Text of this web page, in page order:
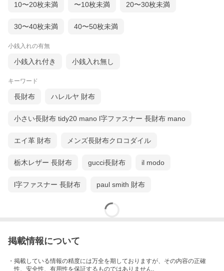
10〜20枚未満 〜10枚未満 20〜30枚未満
30〜40枚未満 40〜50枚未満
小銭入れの有無
小銭入れ付き 小銭入れ無し
キーワード
長財布 ハレルヤ 財布
小さい長財布 tidy20 mano l字ファスナー 長財布 mano
エイ革 財布 メンズ長財布クロコダイル
栃木レザー 長財布 gucci長財布 il modo
l字ファスナー 長財布 paul smith 財布
掲載情報について
・掲載している情報の精度には万全を期しておりますが、その内容の正確
性、安全性、有用性を保証するものではありません。